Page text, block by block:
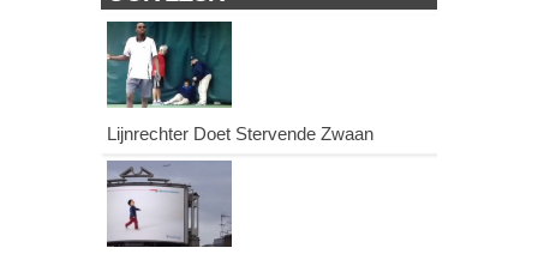
Lijnrechter Doet Stervende Zwaan